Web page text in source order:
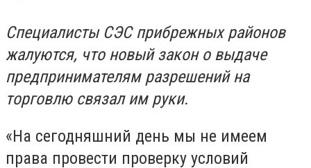
Специалисты СЭС прибрежных районов
жалуются, что новый закон о выдаче
предпринимателям разрешений на
торговлю связал им руки.
«На сегодняшний день мы не имеем
права провести проверку условий